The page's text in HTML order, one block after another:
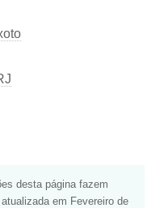
desta página fazem
, atualizada em Fevereiro de